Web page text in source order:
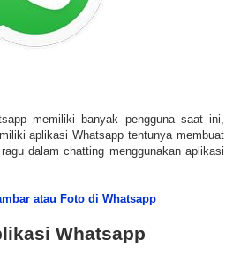
memiliki banyak pengguna saat ini,
aplikasi Whatsapp tentunya membuat
dalam chatting menggunakan aplikasi
atau Foto di Whatsapp
Whatsapp